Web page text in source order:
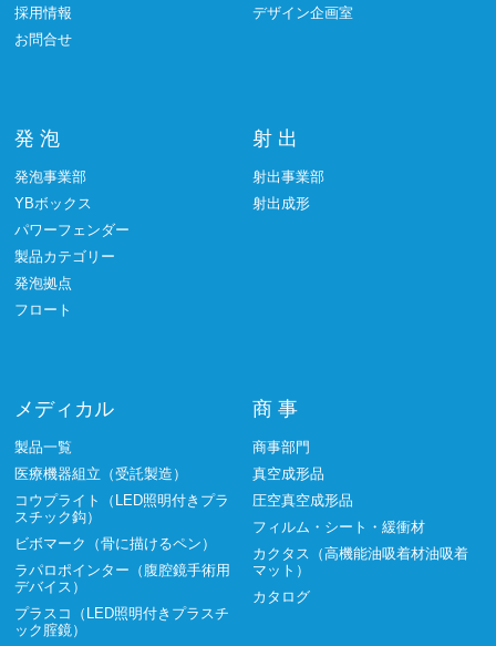
採用情報
お問合せ
デザイン企画室
発 泡
発泡事業部
YBボックス
パワーフェンダー
製品カテゴリー
発泡拠点
フロート
射 出
射出事業部
射出成形
メディカル
製品一覧
医療機器組立（受託製造）
コウプライト（LED照明付きプラ
スチック鈎）
ビボマーク（骨に描けるペン）
ラパロポインター（腹腔鏡手術用
デバイス）
プラスコ（LED照明付きプラスチ
ック腟鏡）
商 事
商事部門
真空成形品
圧空真空成形品
フィルム・シート・緩衝材
カクタス（高機能油吸着材油吸着
マット）
カタログ